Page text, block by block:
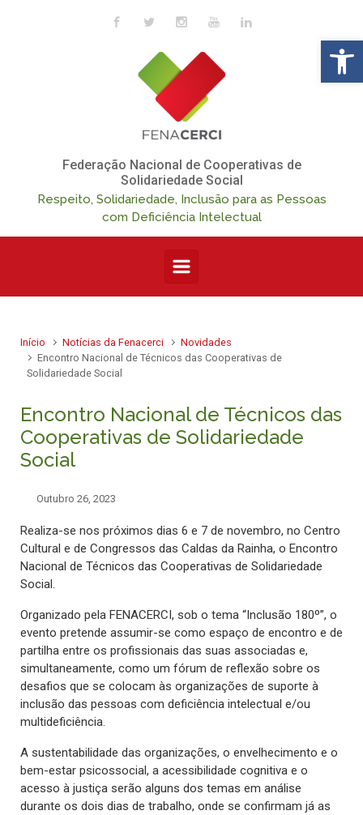
Federação Nacional de Cooperativas de
Solidariedade Social
Respeito, Solidariedade, Inclusão para as Pessoas
com Deficiência Intelectual
Início Notícias da Fenacerci
Novidades
Encontro Nacional de Técnicos das Cooperativas de
Solidariedade Social
Encontro Nacional de Técnicos das
Cooperativas de Solidariedade
Social
Outubro 26, 2023
Realiza-se nos próximos dias 6 e 7 de novembro, no Centro
Cultural e de Congressos das Caldas da Rainha, o Encontro
Nacional de Técnicos das Cooperativas de Solidariedade
Social.
Organizado pela FENACERCI, sob o tema “Inclusão 180º”, o
evento pretende assumir-se como espaço de encontro e de
partilha entre os profissionais das suas associadas e,
simultaneamente, como um fórum de reflexão sobre os
desafios que se colocam às organizações de suporte à
inclusão das pessoas com deficiência intelectual e/ou
multideficiência.
A sustentabilidade das organizações, o envelhecimento e o
bem-estar psicossocial, a acessibilidade cognitiva e o
acesso à justiça serão alguns dos temas em análise
durante os dois dias de trabalho, onde se confirmam já as